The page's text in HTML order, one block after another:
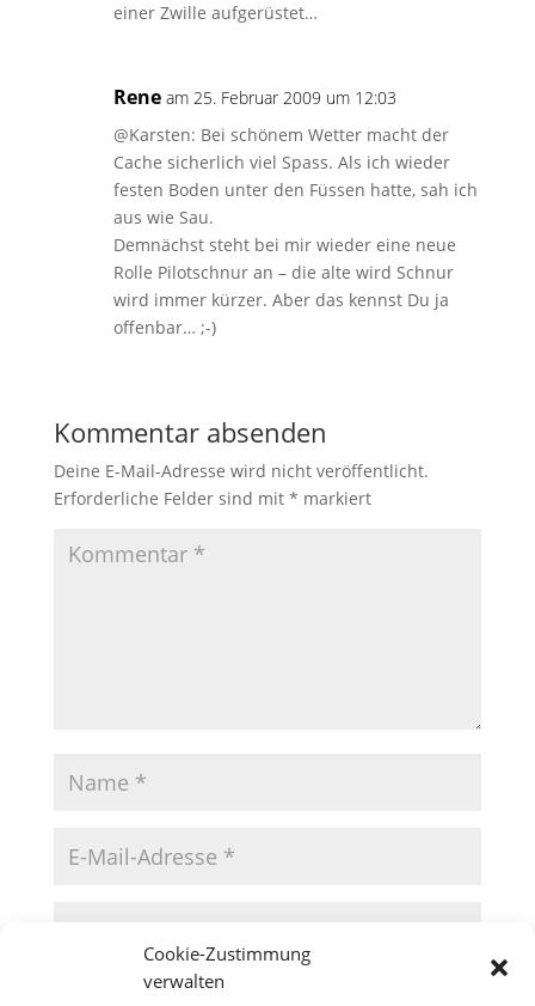
Cookie-Zustimmung
verwalten
einer Zwille aufgerüstet…
Rene am 25. Februar 2009 um 12:03
@Karsten: Bei schönem Wetter macht der
Cache sicherlich viel Spass. Als ich wieder
festen Boden unter den Füssen hatte, sah ich
aus wie Sau.
Demnächst steht bei mir wieder eine neue
Rolle Pilotschnur an – die alte wird Schnur
wird immer kürzer. Aber das kennst Du ja
offenbar… ;-)
Kommentar absenden
Deine E-Mail-Adresse wird nicht veröffentlicht.
Erforderliche Felder sind mit * markiert